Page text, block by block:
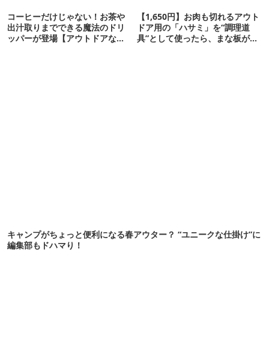
コーヒーだけじゃない！お茶や
出汁取りまでできる魔法のドリ
ッパーが登場【アウトドアな暮
【1,650円】お肉も切れるアウト
ドア用の「ハサミ」を“調理道
具”として使ったら、まな板が不
キャンプがちょっと便利になる春アウター？ “ユニークな仕掛け”に
編集部もドハマり！